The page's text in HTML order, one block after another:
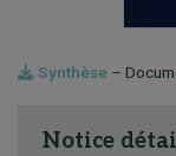
Synthèse –
Notice